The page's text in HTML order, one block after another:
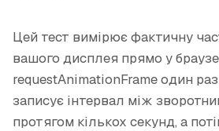
Цей тест вимірює фактичну
вашого дисплея прямо у
requestAnimationFrame один
записує інтервал між
протягом кількох секунд, а